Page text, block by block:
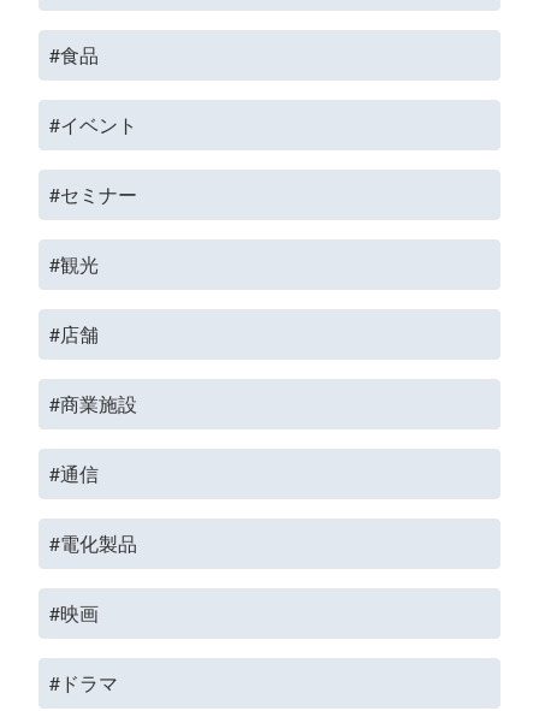
#食品
#イベント
#セミナー
#観光
#店舗
#商業施設
#通信
#電化製品
#映画
#ドラマ